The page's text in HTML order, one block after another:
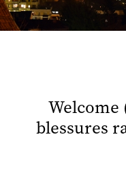
Welcome
blessures